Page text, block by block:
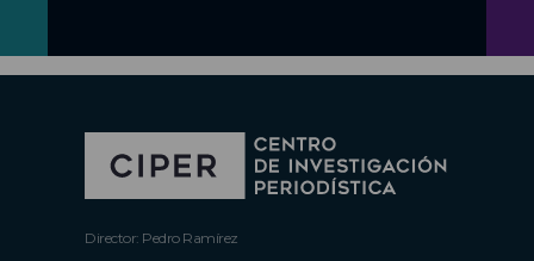
Director: Pedro Ramírez